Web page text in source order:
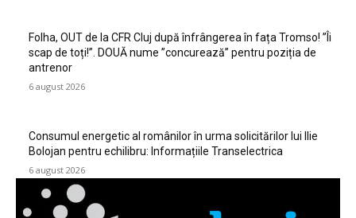
Folha, OUT de la CFR Cluj după înfrângerea în fața Tromso! ”Îi
scap de toți!”. DOUĂ nume ”concurează” pentru poziția de
antrenor
6 august 2026
Consumul energetic al românilor în urma solicitărilor lui Ilie
Bolojan pentru echilibru: Informațiile Transelectrica
6 august 2026